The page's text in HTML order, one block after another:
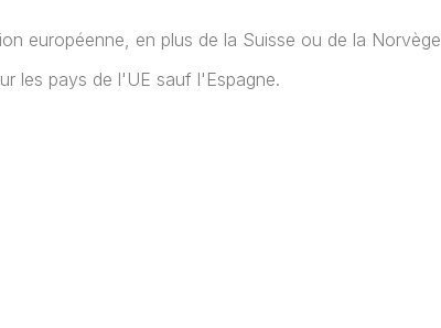
européenne, en plus de la Suisse ou de la Norvège
les pays de l'UE sauf l'Espagne.